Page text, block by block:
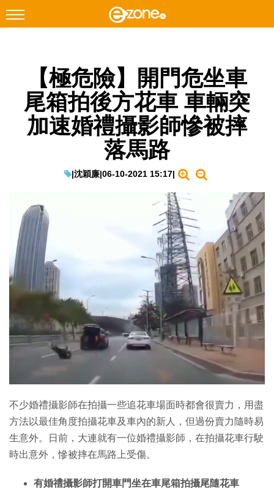
Facebook Instagram
科技焦點
網絡生活
IT Times
生成式AI與雲端應用
Enterprise Digital Transformation
特集
【極危險】開門危坐車
尾箱拍後方花車 車輛突
加速婚禮攝影師慘被摔
落馬路
|沈穎廉|06-10-2021 15:17|
不少婚禮攝影師在拍攝一些追花車場面時都會很賣力，用盡
方法以最佳角度拍攝花車及車內的新人，但過份賣力隨時易
生意外。日前，大連就有一位婚禮攝影師，在拍攝花車行駛
時出意外，慘被摔在馬路上受傷。
有婚禮攝影師打開車門坐在車尾箱拍攝尾隨花車